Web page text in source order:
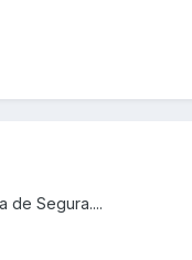
de Segura....